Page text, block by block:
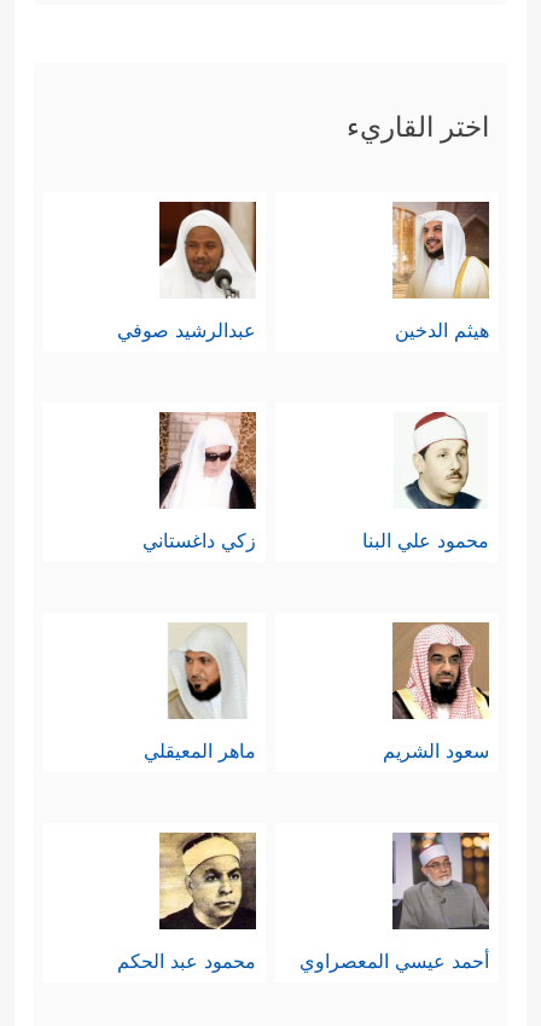
اختر القاريء
هيثم الدخين عبدالرشيد صوفي
محمود علي البنا زكي داغستاني
سعود الشريم ماهر المعيقلي
أحمد عيسي المعصراوي محمود عبد الحكم